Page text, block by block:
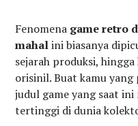
Fenomena game retro
mahalini biasanya
sejarah produksi,
orisinil. Buat kamu yang
judul game yang saat
tertinggi di dunia